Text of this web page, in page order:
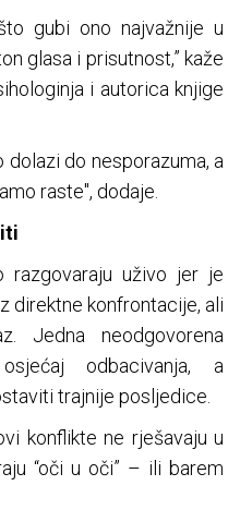
gubi ono najvažnije u
glasa i prisutnost,” kaže
i autorica knjige
dolazi do nesporazuma, a
raste", dodaje.
uživo jer je
direktne konfrontacije, ali
Jedna neodgovorena
odbacivanja, a
trajnije posljedice.
konflikte ne rješavaju u
“oči u oči” – ili barem